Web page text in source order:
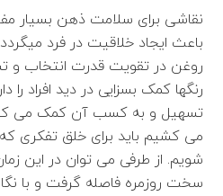
نقاشی برای سلامت ذهن بسیار
باعث ایجاد خلاقیت در فرد
روغن در تقویت قدرت انتخاب
رنگها کمک بسزایی در دید افراد را
تسهیل و به کسب آن کمک می کند
می کشیم باید برای خلق تفکری
شویم. از طرفی می توان در این
سخت روزمره فاصله گرفت و با